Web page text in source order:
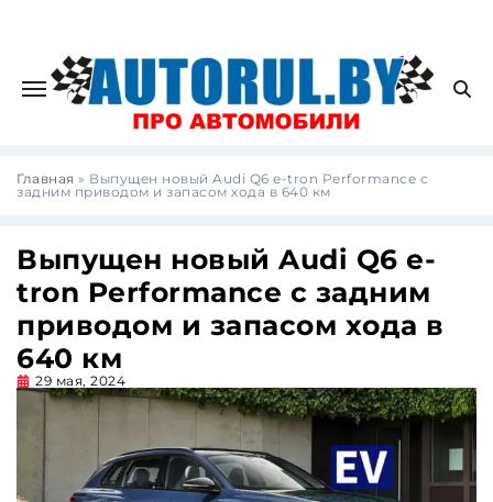
Главная » Выпущен новый Audi Q6 e-tron Performance с
задним приводом и запасом хода в 640 км
Выпущен новый Audi Q6 e-
tron Performance с задним
приводом и запасом хода в
640 км
29 мая, 2024